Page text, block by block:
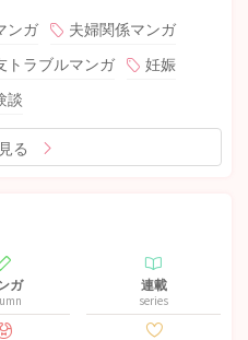
ンガ
夫婦関係マンガ
トラブルマンガ
妊娠
談
る
ガ 連載
series